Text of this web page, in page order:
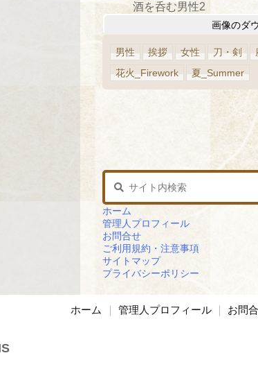
酒を呑む男性2
画像のダ
男性 挨拶 女性 刀・剣
花火_Firework
夏_Summer
ホーム
管理人プロフィール
お問合せ
ご利用規約・注意事項
サイトマップ
プライバシーポリシー
ホーム 管理人プロフィール お問